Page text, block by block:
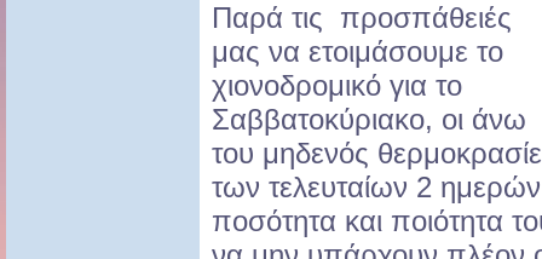
Παρά τις προσπάθειές
μας να ετοιμάσουμε το
χιονοδρομικό για το
Σαββατοκύριακο, οι άνω
του μηδενός
των τελευταίων 2
ποσότητα και ποιότητα